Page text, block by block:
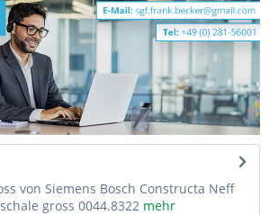
von Siemens Bosch Constructa Neff
gross 0044.8322 mehr